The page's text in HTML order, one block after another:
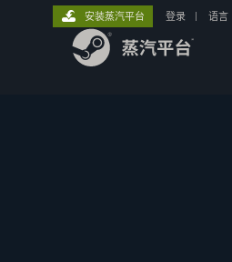
安装蒸汽平台 登录 语言